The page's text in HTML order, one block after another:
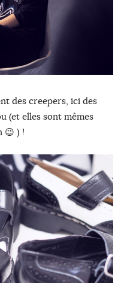
des creepers, ici des
(et elles sont mêmes
😉 ) !